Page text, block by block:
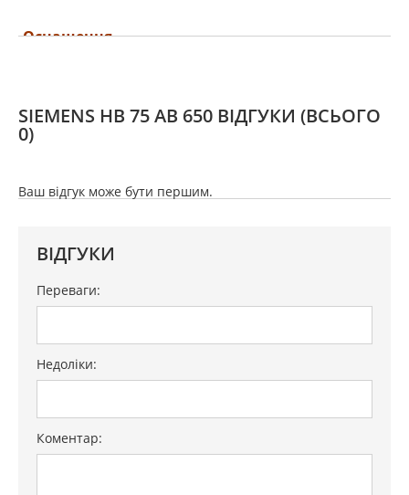
Оснащення
конвекція (вентилятор)
є
таймер
висувний візок
термозонд (термощуп і т.д.)
Додаткові функції
НВЧ
SIEMENS HB 75 AB 650 ВІДГУКИ (ВСЬОГО
0)
Ваш відгук може бути першим.
ВІДГУКИ
Переваги:
Недоліки:
Коментар: